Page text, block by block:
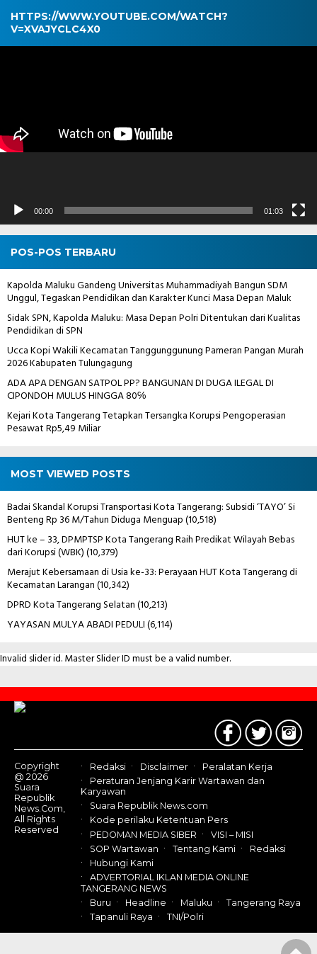
HTTPS://WWW.YOUTUBE.COM/WATCH?
V=XVAJYCLC4X0
Pemutar
00:00 01:03
POS-POS TERBARU
Kapolda Maluku Gandeng Universitas Muhammadiyah Bangun SDM
Unggul, Tegaskan Pendidikan dan Karakter Kunci Masa Depan Maluk
Sidak SPN, Kapolda Maluku: Masa Depan Polri Ditentukan dari Kualitas
Pendidikan di SPN
Ucca Kopi Wakili Kecamatan Tanggunggunung Pameran Pangan Murah
2026 Kabupaten Tulungagung
ADA APA DENGAN SATPOL PP? BANGUNAN DI DUGA ILEGAL DI
CIPONDOH MULUS HINGGA 80℅
Kejari Kota Tangerang Tetapkan Tersangka Korupsi Pengoperasian
Pesawat Rp5,49 Miliar
MOST VIEWED POSTS
Badai Skandal Korupsi Transportasi Kota Tangerang: Subsidi ‘TAYO’ Si
Benteng Rp 36 M/Tahun Diduga Menguap(10,518)
HUT ke – 33, DPMPTSP Kota Tangerang Raih Predikat Wilayah Bebas
dari Korupsi (WBK)(10,379)
Merajut Kebersamaan di Usia ke-33: Perayaan HUT Kota Tangerang di
Kecamatan Larangan(10,342)
DPRD Kota Tangerang Selatan(10,213)
YAYASAN MULYA ABADI PEDULI(6,114)
Invalid slider id. Master Slider ID must be a valid number.
Contact
Us
Copyright
@ 2026
Suara
Republik
News.Com,
All Rights
Reserved
Redaksi Disclaimer
Peralatan Kerja
Peraturan Jenjang Karir Wartawan dan
Karyawan
Suara Republik News.com
Kode perilaku Ketentuan Pers
PEDOMAN MEDIA SIBER
VISI – MISI
SOP Wartawan
Tentang Kami
Redaksi
Hubungi Kami
ADVERTORIAL IKLAN MEDIA ONLINE
TANGERANG NEWS
Buru
Headline Maluku
Tangerang Raya
Tapanuli Raya
TNI/Polri